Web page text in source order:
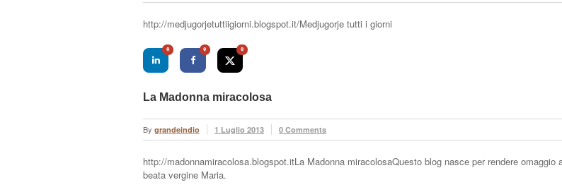
http://medjugorjetuttiigiorni.blogspot.it/Medjugorje tutti i giorni
0 0 0
La Madonna miracolosa
By grandeindio 1 Luglio 2013 0 Comments
http://madonnamiracolosa.blogspot.itLa Madonna miracolosaQuesto blog nasce per rendere omaggio
beata vergine Maria.